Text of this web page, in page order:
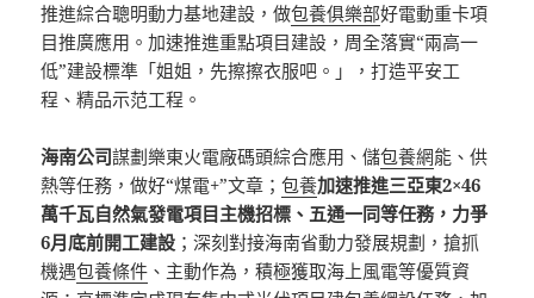
推進綜合聰明動力基地建設，做包養俱樂部好電動重卡項
目推廣應用。加速推進重點項目建設，周全落實“兩高一
低”建設標準「姐姐，先擦擦衣服吧。」，打造平安工
程、精品示范工程。
海南公司謀劃樂東火電廠碼頭綜合應用、儲包養網能、供
熱等任務，做好“煤電+”文章；包養加速推進三亞東2×46
萬千瓦自然氣發電項目主機招標、五通一同等任務，力爭
6月底前開工建設 ；深刻對接海南省動力發展規劃，搶抓
機遇包養條件 、主動作為，積極獲取海上風電等優質資